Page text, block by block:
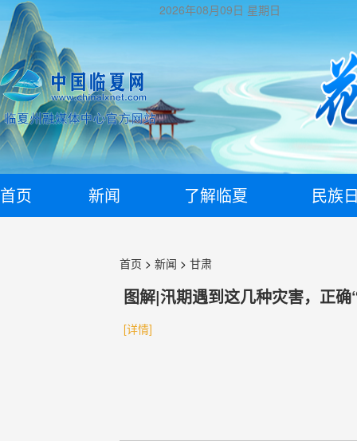
2026年08月09日 星期日
首页 新闻 了解临夏 民族
首页 > 新闻 > 甘肃
图解|汛期遇到这几种灾害，正
[详情]